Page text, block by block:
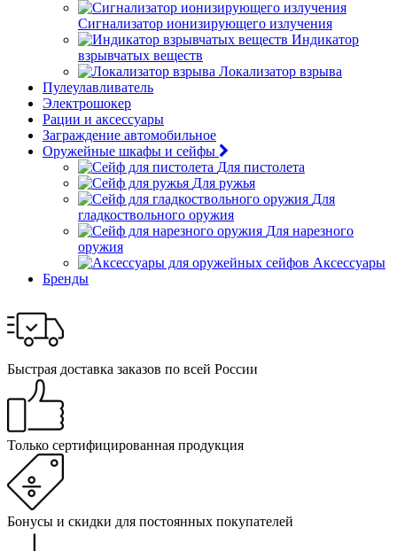
Сигнализатор ионизирующего излучения
Индикатор
взрывчатых веществ
Локализатор взрыва
Пулеулавливатель
Электрошокер
Рации и аксессуары
Заграждение автомобильное
Оружейные шкафы и сейфы
Для пистолета
Для ружья
Для
гладкоствольного оружия
Для нарезного
оружия
Аксессуары
Бренды
Быстрая доставка заказов по всей России
Только сертифицированная продукция
Бонусы и скидки для постоянных покупателей